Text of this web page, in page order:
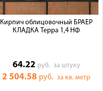
Кирпич облицовочный БРАЕР
КЛАДКА Терра 1,4 НФ
64.22 руб. за штуку
2 504.58 руб.за кв. метр